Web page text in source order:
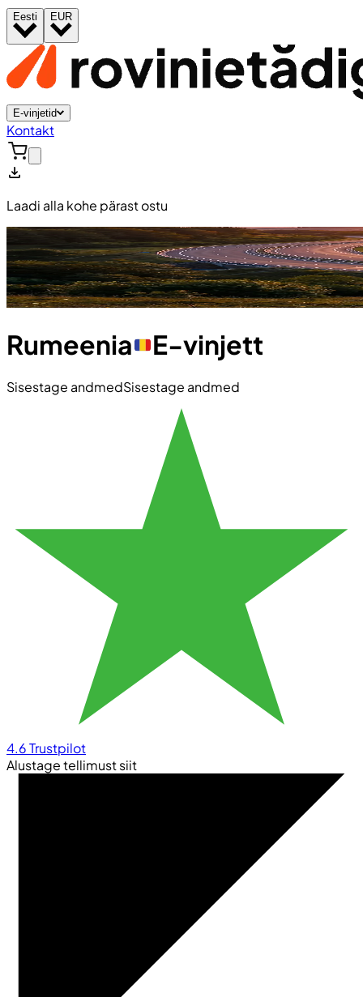
Eesti EUR
E-vinjetid
Kontakt
Laadi alla kohe pärast ostu
Rumeenia E-vinjett
Sisestage andmedSisestage andmed
4.6Trustpilot
Alustage tellimust siit